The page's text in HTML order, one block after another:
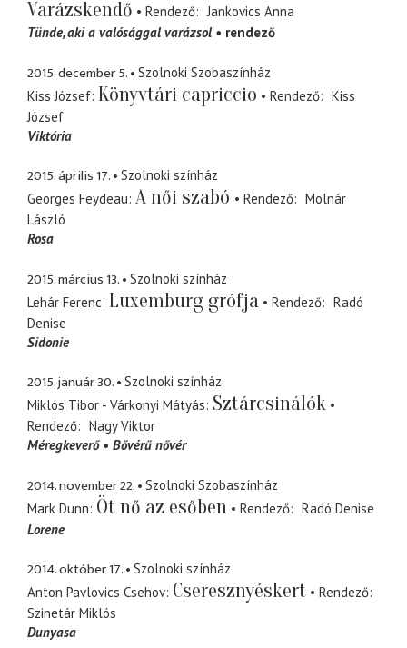
Varázskendő Rendező
Jankovics Anna
Tünde aki a valósággal varázsol rendező
2015. december 5.
Szolnoki Szobaszínház
Kiss József Könyvtári capriccio Rendező
Kiss
József
Viktória
2015. április 17.
Szolnoki színház
Georges Feydeau A női szabó Rendező
Molnár
László
Rosa
2015. március 13.
Szolnoki színház
Lehár Ferenc Luxemburg grófja Rendező
Radó
Denise
Sidonie
2015. január 30.
Szolnoki színház
Miklós Tibor - Várkonyi Mátyás Sztárcsinálók
Rendező
Nagy Viktor
Méregkeverő
Bővérű nővér
2014. november 22.
Szolnoki Szobaszínház
Mark Dunn Öt nő az esőben Rendező
Radó Denise
Lorene
2014. október 17.
Szolnoki színház
Anton Pavlovics Csehov Cseresznyéskert
Rendező
Szinetár Miklós
Dunyasa